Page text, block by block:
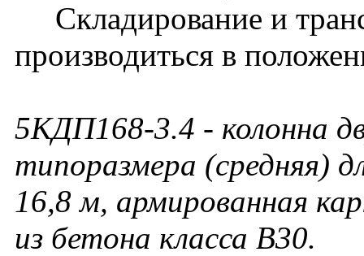
Складирование и
производиться в
5КДП168-3.4 - колонна
типоразмера (средняя)
16,8 м, армированная
из бетона класса В30.